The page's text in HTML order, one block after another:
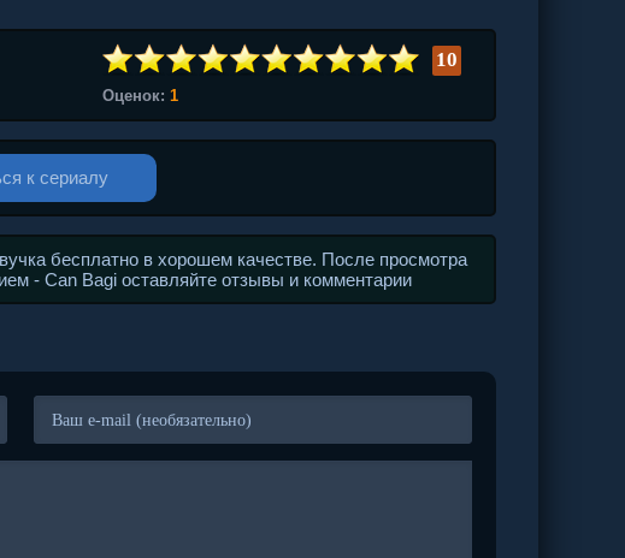
10
Оценок: 1
к сериалу
бесплатно в хорошем качестве. После просмотра
- Can Bagi оставляйте отзывы и комментарии